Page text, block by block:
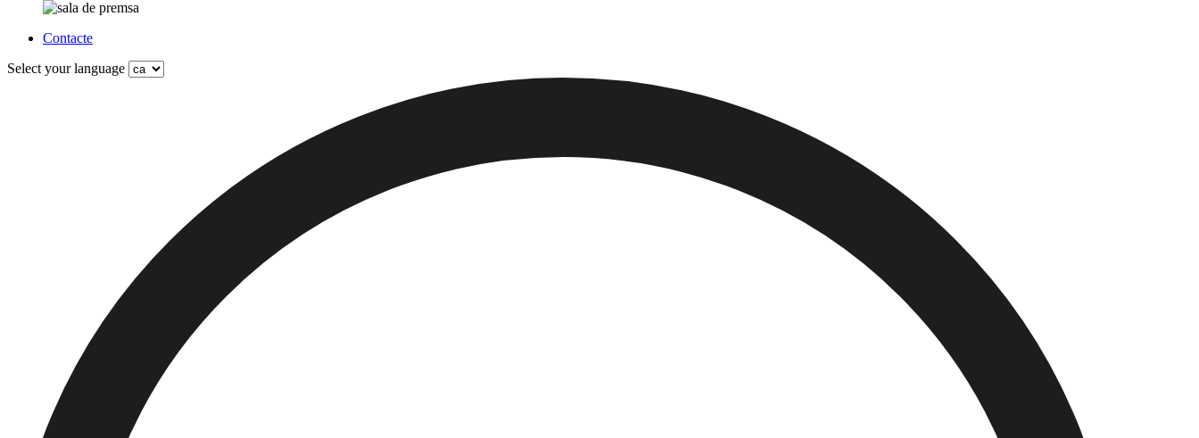
Contacte
Select your language